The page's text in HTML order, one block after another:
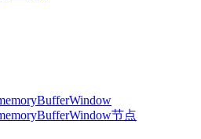
节点